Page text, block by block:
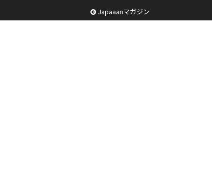
Japaaanマガジン